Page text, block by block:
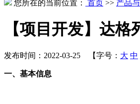
您所在的当前位置：
首页 >> 产品
【项目开发】达
发布时间：2022-03-25 【字号： 大 中
一、基本信息